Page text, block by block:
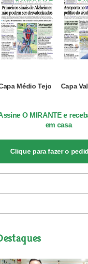
Médio Tejo Capa
O MIRANTE e
em casa
Clique para fazer o